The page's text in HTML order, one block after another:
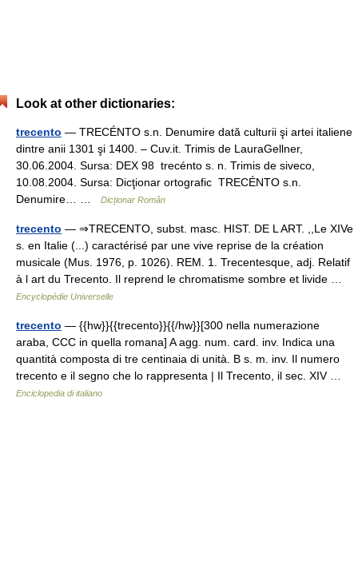
Look at other dictionaries:
trecento — TRECÉNTO s.n. Denumire dată culturii şi artei italiene
dintre anii 1301 şi 1400. – Cuv.it. Trimis de LauraGellner,
30.06.2004. Sursa: DEX 98 trecénto s. n. Trimis de siveco,
10.08.2004. Sursa: Dicţionar ortografic TRECÉNTO s.n.
Denumire… …
Dicționar Român
trecento — ⇒TRECENTO, subst. masc. HIST. DE L ART. ,,Le XIVe
s. en Italie (...) caractérisé par une vive reprise de la création
musicale (Mus. 1976, p. 1026). REM. 1. Trecentesque, adj. Relatif
à l art du Trecento. Il reprend le chromatisme sombre et livide …
Encyclopédie Universelle
trecento — {{hw}}{{trecento}}{{/hw}}[300 nella numerazione
araba, CCC in quella romana] A agg. num. card. inv. Indica una
quantità composta di tre centinaia di unità. B s. m. inv. Il numero
trecento e il segno che lo rappresenta | Il Trecento, il sec. XIV …
Enciclopedia di italiano